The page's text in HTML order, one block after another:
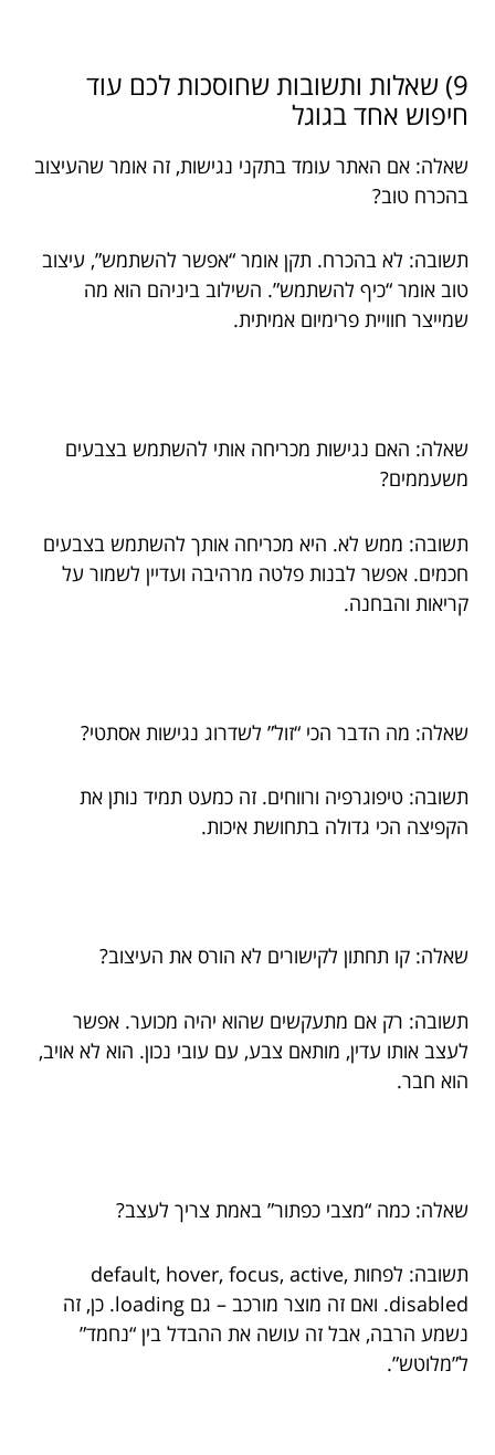
9) שאלות ותשובות שחוסכות לכם עוד
חיפוש אחד בגוגל
שאלה: אם האתר עומד בתקני נגישות, זה אומר שהעיצוב
בהכרח טוב?
תשובה: לא בהכרח. תקן אומר “אפשר להשתמש”, עיצוב
טוב אומר “כיף להשתמש”. השילוב ביניהם הוא מה
שמייצר חוויית פרימיום אמיתית.
שאלה: האם נגישות מכריחה אותי להשתמש בצבעים
משעממים?
תשובה: ממש לא. היא מכריחה אותך להשתמש בצבעים
חכמים. אפשר לבנות פלטה מרהיבה ועדיין לשמור על
קריאות והבחנה.
שאלה: מה הדבר הכי “זול” לשדרוג נגישות אסתטי?
תשובה: טיפוגרפיה ורווחים. זה כמעט תמיד נותן את
הקפיצה הכי גדולה בתחושת איכות.
שאלה: קו תחתון לקישורים לא הורס את העיצוב?
תשובה: רק אם מתעקשים שהוא יהיה מכוער. אפשר
לעצב אותו עדין, מותאם צבע, עם עובי נכון. הוא לא אויב,
הוא חבר.
שאלה: כמה “מצבי כפתור” באמת צריך לעצב?
תשובה: לפחות default, hover, focus, active,
disabled. ואם זה מוצר מורכב – גם loading. כן, זה
נשמע הרבה, אבל זה עושה את ההבדל בין “נחמד”
ל”מלוטש”.